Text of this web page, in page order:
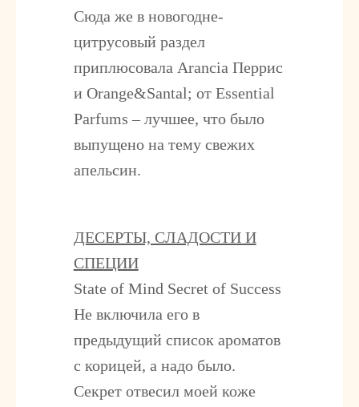
Сюда же в новогодне-
цитрусовый раздел
приплюсовала Arancia Перрис
и Orange&Santal; от Essential
Parfums – лучшее, что было
выпущено на тему свежих
апельсин.
ДЕСЕРТЫ, СЛАДОСТИ И
СПЕЦИИ
State of Mind Secret of Success
Не включила его в
предыдущий список ароматов
с корицей, а надо было.
Секрет отвесил моей коже